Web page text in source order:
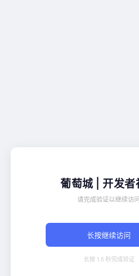
葡萄城 | 开发者
请完成验证以继续访
长按继续访问
长按 1.5 秒完成验证